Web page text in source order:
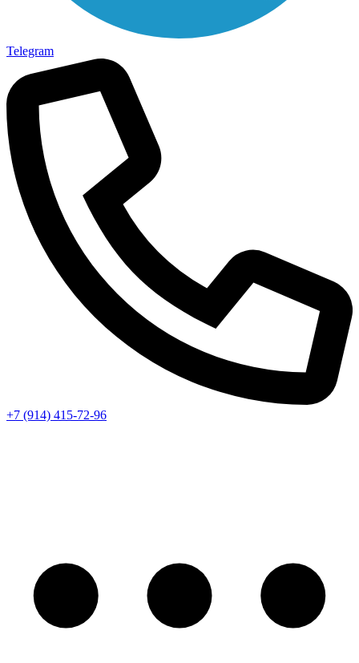
Telegram
+7 (914) 415-72-96